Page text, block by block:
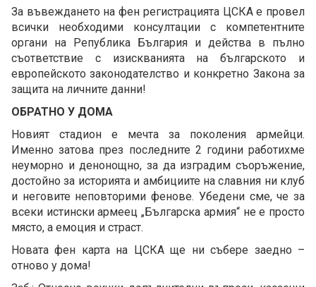
За въвеждането на фен регистрацията ЦСКА е провел
всички необходими консултации с компетентните
органи на Република България и действа в пълно
съответствие с изискванията на българското и
европейското законодателство и конкретно Закона за
защита на личните данни!
ОБРАТНО У ДОМА
Новият стадион е мечта за поколения армейци.
Именно затова през последните 2 години работихме
неуморно и денонощно, за да изградим съоръжение,
достойно за историята и амбициите на славния ни клуб
и неговите неповторими фенове. Убедени сме, че за
всеки истински армеец „Българска армия“ не е просто
място, а емоция и страст.
Новата фен карта на ЦСКА ще ни събере заедно –
отново у дома!